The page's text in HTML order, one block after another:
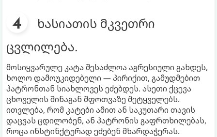
ხასიათის მკვეთრი
ცვლილება.
მოსიყვარულე კატა შესაძლოა აგრესიული გახდეს,
ხოლო დამოუკიდებელი — პირიქით, გამუდმებით
პატრონთან სიახლოვეს ეძებდეს. ასეთი ქცევა
ცხოველის შინაგან შფოთვაზე მეტყველებს.
ითვლება, რომ კატები ამით ან საკუთარი თავის
დაცვას ცდილობენ, ან პატრონის გაფრთხილებას,
როცა ინსტინქტურად ეძებენ მხარდაჭერას.